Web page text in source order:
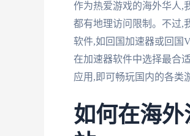
作为热爱游戏的海外华人,
都有地理访问限制。不过,
软件,如回国加速器或回国
在加速器软件中选择最合
应用,即可畅玩国内的各类
如何在海